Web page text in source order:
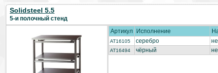
Solidsteel 5.5
5-и полочный стенд
Артикул
Исполнение
AT16105 серебро
AT16494 чёрный